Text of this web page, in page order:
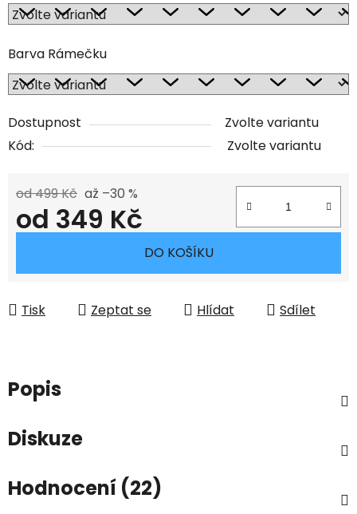
Barva Rámečku
Dostupnost
Zvolte variantu
Kód:
Zvolte variantu
od 499 Kč až –30 %
od 349 Kč
DO KOŠÍKU
Tisk Zeptat se Hlídat Sdílet
Popis
Diskuze
Hodnocení (22)